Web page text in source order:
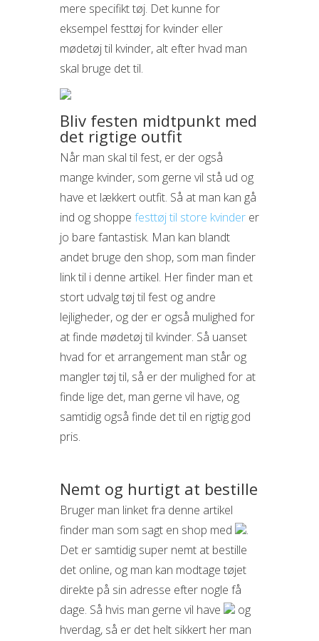
mere specifikt tøj. Det kunne for
eksempel festtøj for kvinder eller
mødetøj til kvinder, alt efter hvad man
skal bruge det til.
Bliv festen midtpunkt med
det rigtige outfit
Når man skal til fest, er der også
mange kvinder, som gerne vil stå ud og
have et lækkert outfit. Så at man kan gå
ind og shoppe festtøj til store kvinder er
jo bare fantastisk. Man kan blandt
andet bruge den shop, som man finder
link til i denne artikel. Her finder man et
stort udvalg tøj til fest og andre
lejligheder, og der er også mulighed for
at finde mødetøj til kvinder. Så uanset
hvad for et arrangement man står og
mangler tøj til, så er der mulighed for at
finde lige det, man gerne vil have, og
samtidig også finde det til en rigtig god
pris.
Nemt og hurtigt at bestille
Bruger man linket fra denne artikel
finder man som sagt en shop med
.
Det er samtidig super nemt at bestille
det online, og man kan modtage tøjet
direkte på sin adresse efter nogle få
dage. Så hvis man gerne vil have
og
hverdag, så er det helt sikkert her man